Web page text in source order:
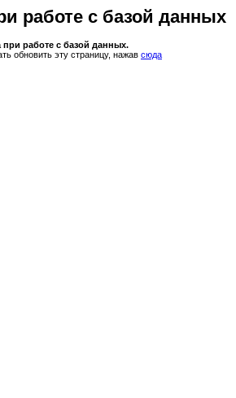
работе с базой данных
работе с базой данных.
обновить эту страницу, нажав сюда